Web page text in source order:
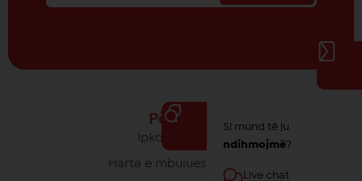
Për IPKO
Ipko - Rrethi yt
Harta e mbulueshmërisë
Si mund të ju
ndihmojmë?
Live chat